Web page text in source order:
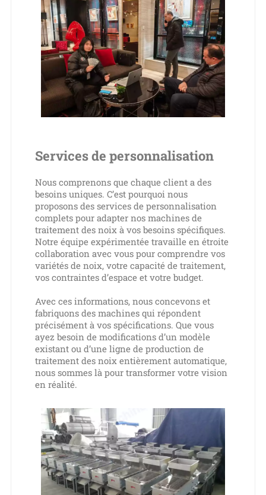
Services de personnalisation
Nous comprenons que chaque client a des
besoins uniques. C’est pourquoi nous
proposons des services de personnalisation
complets pour adapter nos machines de
traitement des noix à vos besoins spécifiques.
Notre équipe expérimentée travaille en étroite
collaboration avec vous pour comprendre vos
variétés de noix, votre capacité de traitement,
vos contraintes d’espace et votre budget.
Avec ces informations, nous concevons et
fabriquons des machines qui répondent
précisément à vos spécifications. Que vous
ayez besoin de modifications d’un modèle
existant ou d’une ligne de production de
traitement des noix entièrement automatique,
nous sommes là pour transformer votre vision
en réalité.